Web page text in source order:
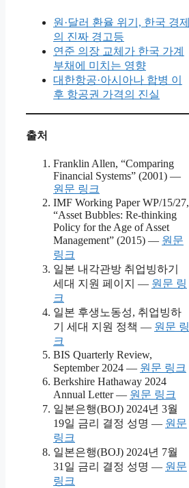
원·달러 환율 위기, 한국 경제
의 진짜 경고등
연준 의장 교체가 한국 가계
부채에 미치는 영향
대한항공·아시아나 합병 이
후 항공권 가격의 진실
출처
Franklin Allen, “Comparing
Financial Systems” (2001) —
원문 링크
IMF Working Paper WP/15/27,
“Asset Bubbles: Re-thinking
Policy for the Age of Asset
Management” (2015) — 원문
링크
일본 내각관방 취업빙하기
세대 지원 페이지 — 원문 링
크
일본 후생노동성, 취업빙하
기 세대 지원 정책 — 원문 링
크
BIS Quarterly Review,
September 2024 — 원문 링크
Berkshire Hathaway 2024
Annual Letter — 원문 링크
일본은행(BOJ) 2024년 3월
19일 금리 결정 성명 — 원문
링크
일본은행(BOJ) 2024년 7월
31일 금리 결정 성명 — 원문
링크